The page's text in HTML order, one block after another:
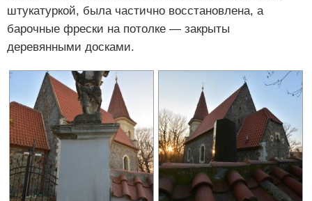
штукатуркой, была частично восстановлена, а
барочные фрески на потолке — закрыты
деревянными досками.